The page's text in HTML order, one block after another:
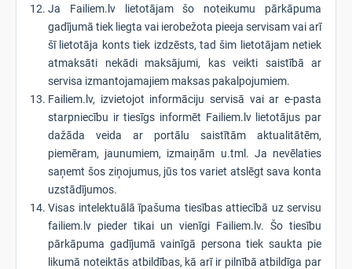
Ja Failiem.lv lietotājam šo noteikumu pārkāpuma
gadījumā tiek liegta vai ierobežota pieeja servisam vai arī
šī lietotāja konts tiek izdzēsts, tad šim lietotājam netiek
atmaksāti nekādi maksājumi, kas veikti saistībā ar
servisa izmantojamajiem maksas pakalpojumiem.
Failiem.lv, izvietojot informāciju servisā vai ar e-pasta
starpniecību ir tiesīgs informēt Failiem.lv lietotājus par
dažāda veida ar portālu saistītām aktualitātēm,
piemēram, jaunumiem, izmaiņām u.tml. Ja nevēlaties
saņemt šos ziņojumus, jūs tos variet atslēgt sava konta
uzstādījumos.
Visas intelektuālā īpašuma tiesības attiecībā uz servisu
failiem.lv pieder tikai un vienīgi Failiem.lv. Šo tiesību
pārkāpuma gadījumā vainīgā persona tiek saukta pie
likumā noteiktās atbildības, kā arī ir pilnībā atbildīga par